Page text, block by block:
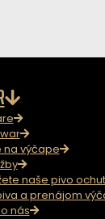
na výčape
naše pivo
a prenájom
nás